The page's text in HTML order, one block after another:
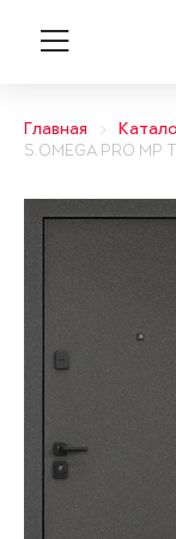
Главная
S.OMEGA PRO